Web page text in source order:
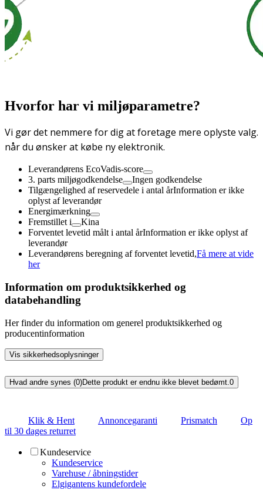
Hvorfor har vi miljøparametre?
Vi gør det nemmere for dig at foretage mere oplyste valg.
når du ønsker at købe ny elektronik.
Leverandørens EcoVadis-score
3. parts miljøgodkendelse
Ingen godkendelse
Tilgængelighed af reservedele i antal årInformation er ikke
oplyst af leverandør
Energimærkning
Fremstillet i
Kina
Forventet levetid målt i antal årInformation er ikke oplyst af
leverandør
Leverandørens beregning af forventet levetid,Få mere at vide
her
Information om produktsikkerhed og
databehandling
Her finder du information om generel produktsikkerhed og
producentinformation
Vis sikkerhedsoplysninger
Hvad andre synes (0)Dette produkt er endnu ikke blevet bedømt. 0
Klik & Hent Annoncegaranti Prismatch
Op
til 30 dages returret
Kundeservice
Kundeservice
Varehuse / åbningstider
Elgigantens kundefordele